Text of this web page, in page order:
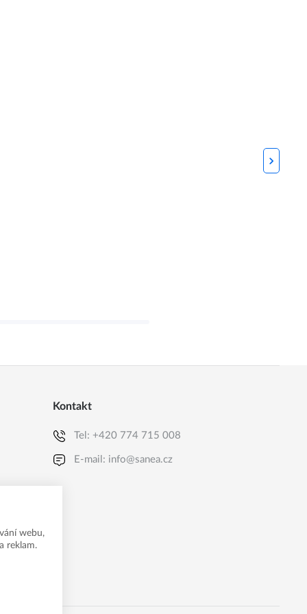
Kontakt
Tel: +420 774 715 008
E-mail: info@sanea.cz
webu,
reklam.